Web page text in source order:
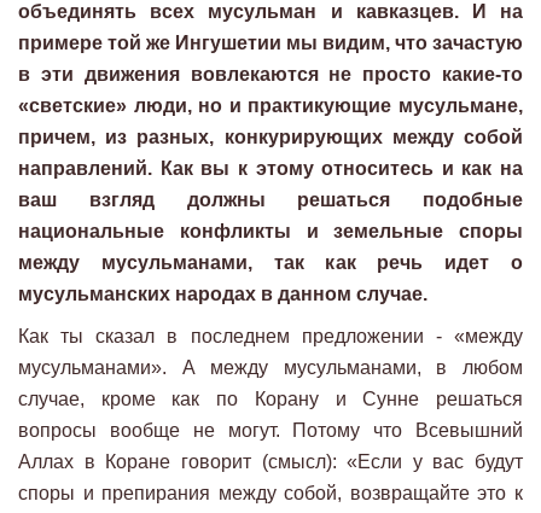
объединять всех мусульман и кавказцев. И на
примере той же Ингушетии мы видим, что зачастую
в эти движения вовлекаются не просто какие-то
«светские» люди, но и практикующие мусульмане,
причем, из разных, конкурирующих между собой
направлений. Как вы к этому относитесь и как на
ваш взгляд должны решаться подобные
национальные конфликты и земельные споры
между мусульманами, так как речь идет о
мусульманских народах в данном случае.
Как ты сказал в последнем предложении - «между
мусульманами». А между мусульманами, в любом
случае, кроме как по Корану и Сунне решаться
вопросы вообще не могут. Потому что Всевышний
Аллах в Коране говорит (смысл): «Если у вас будут
споры и препирания между собой, возвращайте это к